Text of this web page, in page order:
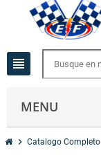
view_headline
MENU
chevron_right Catalogo Completo